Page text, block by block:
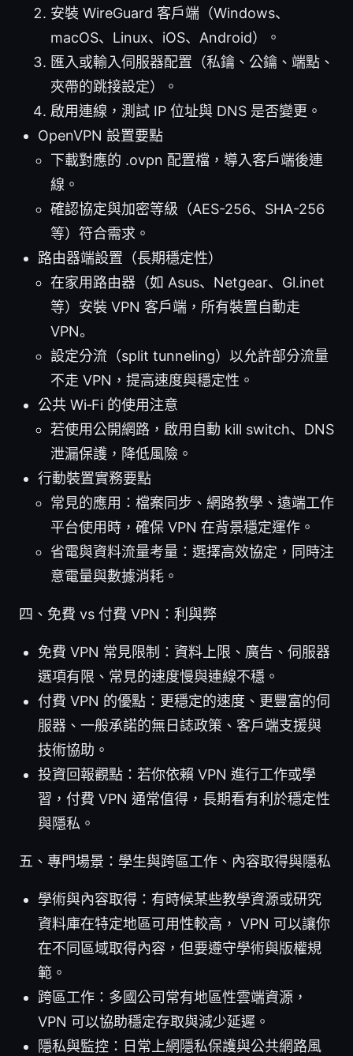
安裝 WireGuard 客戶端（Windows、
macOS、Linux、iOS、Android）。
匯入或輸入伺服器配置（私鑰、公鑰、端點、
夾帶的跳接設定）。
啟用連線，測試 IP 位址與 DNS 是否變更。
OpenVPN 設置要點
下載對應的 .ovpn 配置檔，導入客戶端後連
線。
確認協定與加密等級（AES-256、SHA-256
等）符合需求。
路由器端設置（長期穩定性）
在家用路由器（如 Asus、Netgear、Gl.inet
等）安裝 VPN 客戶端，所有裝置自動走
VPN。
設定分流（split tunneling）以允許部分流量
不走 VPN，提高速度與穩定性。
公共 Wi‑Fi 的使用注意
若使用公開網路，啟用自動 kill switch、DNS
泄漏保護，降低風險。
行動裝置實務要點
常見的應用：檔案同步、網路教學、遠端工作
平台使用時，確保 VPN 在背景穩定運作。
省電與資料流量考量：選擇高效協定，同時注
意電量與數據消耗。
四、免費 vs 付費 VPN：利與弊
免費 VPN 常見限制：資料上限、廣告、伺服器
選項有限、常見的速度慢與連線不穩。
付費 VPN 的優點：更穩定的速度、更豐富的伺
服器、一般承諾的無日誌政策、客戶端支援與
技術協助。
投資回報觀點：若你依賴 VPN 進行工作或學
習，付費 VPN 通常值得，長期看有利於穩定性
與隱私。
五、專門場景：學生與跨區工作、內容取得與隱私
學術與內容取得：有時候某些教學資源或研究
資料庫在特定地區可用性較高， VPN 可以讓你
在不同區域取得內容，但要遵守學術與版權規
範。
跨區工作：多國公司常有地區性雲端資源，
VPN 可以協助穩定存取與減少延遲。
隱私與監控：日常上網隱私保護與公共網路風